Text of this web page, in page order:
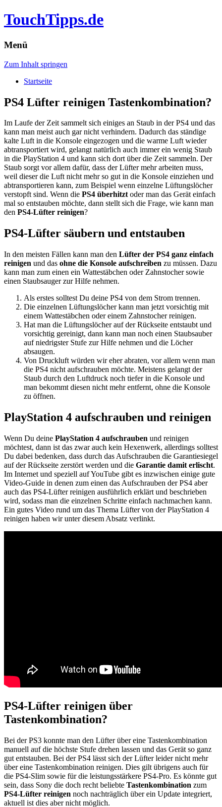
TouchTipps.de
Menü
Zum Inhalt springen
Startseite
PS4 Lüfter reinigen Tastenkombination?
Im Laufe der Zeit sammelt sich einiges an Staub in der PS4 und das
kann man meist auch gar nicht verhindern. Dadurch das ständige
kalte Luft in die Konsole eingezogen und die warme Luft wieder
abtransportiert wird, gelangt natürlich auch immer ein wenig Staub
in die PlayStation 4 und kann sich dort über die Zeit sammeln. Der
Staub sorgt vor allem dafür, dass der Lüfter mehr arbeiten muss,
weil dieser die Luft nicht mehr so gut in die Konsole einziehen und
abtransportieren kann, zum Beispiel wenn einzelne Lüftungslöcher
verstopft sind. Wenn die PS4 überhitztoder man das Gerät einfach
mal so entstauben möchte, dann stellt sich die Frage, wie kann man
den PS4-Lüfter reinigen?
PS4-Lüfter säubern und entstauben
In den meisten Fällen kann man den Lüfter der PS4 ganz einfach
reinigen und das ohne die Konsole aufschreiben zu müssen. Dazu
kann man zum einen ein Wattestäbchen oder Zahnstocher sowie
einen Staubsauger zur Hilfe nehmen.
Als erstes solltest Du deine PS4 von dem Strom trennen.
Die einzelnen Lüftungslöcher kann man jetzt vorsichtig mit
einem Wattestäbchen oder einem Zahnstocher reinigen.
Hat man die Lüftungslöcher auf der Rückseite entstaubt und
vorsichtig gereinigt, dann kann man noch einen Staubsauber
auf niedrigster Stufe zur Hilfe nehmen und die Löcher
absaugen.
Von Druckluft würden wir eher abraten, vor allem wenn man
die PS4 nicht aufschrauben möchte. Meistens gelangt der
Staub durch den Luftdruck noch tiefer in die Konsole und
man bekommt diesen nicht mehr entfernt, ohne die Konsole
zu öffnen.
PlayStation 4 aufschrauben und reinigen
Wenn Du deine PlayStation 4 aufschrauben und reinigen
möchtest, dann ist das zwar auch kein Hexenwerk, allerdings solltest
Du dabei bedenken, dass durch das Aufschrauben die Garantiesiegel
auf der Rückseite zerstört werden und die Garantie damit erlischt.
Im Internet und speziell auf YouTube gibt es inzwischen einige gute
Video-Guide in denen zum einen das Aufschrauben der PS4 aber
auch das PS4-Lüfter reinigen ausführlich erklärt und beschrieben
wird, sodass man die einzelnen Schritte einfach nachmachen kann.
Ein gutes Video rund um das Thema Lüfter von der PlayStation 4
reinigen haben wir unter diesem Absatz verlinkt.
PS4-Lüfter reinigen über
Tastenkombination?
Bei der PS3 konnte man den Lüfter über eine Tastenkombination
manuell auf die höchste Stufe drehen lassen und das Gerät so ganz
gut entstauben. Bei der PS4 lässt sich der Lüfter leider nicht mehr
über eine Tastenkombination reinigen. Dies gilt übrigens auch für
die PS4-Slim sowie für die leistungsstärkere PS4-Pro. Es könnte gut
sein, dass Sony die doch recht beliebte Tastenkombination zum
PS4-Lüfter reinigen noch nachträglich über ein Update integriert,
aktuell ist dies aber nicht möglich.